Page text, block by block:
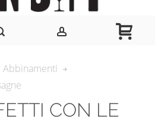
Abbinamenti
CON LE